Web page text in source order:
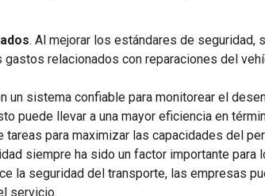
. Al mejorar los estándares de
relacionados con reparaciones del
un sistema confiable para monitorear el
puede llevar a una mayor eficiencia en
para maximizar las capacidades del
siempre ha sido un factor importante
la seguridad del transporte, las empresas
servicio.